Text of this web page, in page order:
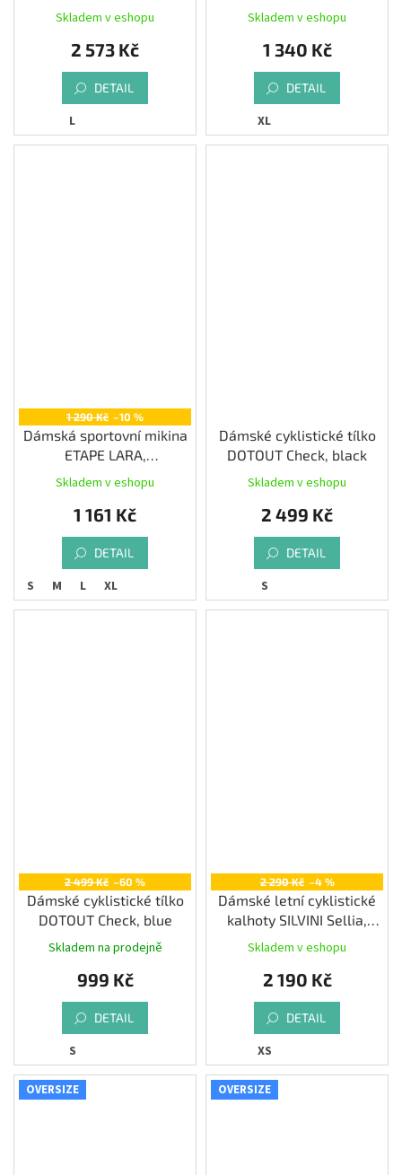
Skladem v eshopu
2 573 Kč
DETAIL
L
PRAGMA COLOR BLOCK,
Skladem v eshopu
1 340 Kč
DETAIL
XL
1 290 Kč –10 %
Dámská sportovní mikina
ETAPE LARA,
růžová/antracit
Skladem v eshopu
1 161 Kč
DETAIL
S M L XL
Dámské cyklistické tílko
DOTOUT Check, black
Skladem v eshopu
2 499 Kč
DETAIL
S
2 499 Kč –60 %
Dámské cyklistické tílko
DOTOUT Check, blue
Skladem na prodejně
999 Kč
DETAIL
S
2 290 Kč –4 %
Dámské letní cyklistické
kalhoty SILVINI Sellia,
Skladem v eshopu
2 190 Kč
DETAIL
XS
OVERSIZE OVERSIZE